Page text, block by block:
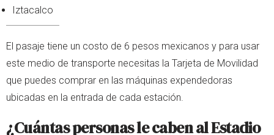
Iztacalco
El pasaje tiene un costo de 6 pesos mexicanos y para usar
este medio de transporte necesitas la Tarjeta de Movilidad
que puedes comprar en las máquinas expendedoras
ubicadas en la entrada de cada estación.
¿Cuántas personas le caben al Estadio